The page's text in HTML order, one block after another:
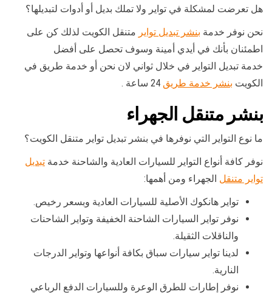
هل تعرضت لمشكلة في تواير ولا تملك بديل أو أدوات لتبديلها؟
نحن نوفر خدمة بنشر تبديل تواير متنقل الكويت لذلك كن على
اطمئنان بأنك في أيدي أمينة وسوف تحصل على أفضل
خدمة تبديل التواير في خلال ثواني لان نحن أو خدمة طريق في
الكويت بنشر خدمة طريق
بنشر متنقل الجهراء
ما نوع التواير التي نوفرها في بنشر تبديل تواير متنقل الكويت؟
نوفر كافة أنواع التواير للسيارات العادية والشاحنة خدمة تبديل
تواير متنقل الجهراء ومن أهمها:
تواير هانكوك الأصلية للسيارات العادية وبسعر رخيص.
نوفر تواير السيارات الشاحنة الخفيفة وتواير الشاحنات
والناقلات الثقيلة.
لدينا تواير سيارات سباق بكافة أنواعها وتواير الدرجات
النارية.
نوفر إطارات للطرق الوعرة وللسيارات الدفع الرباعي